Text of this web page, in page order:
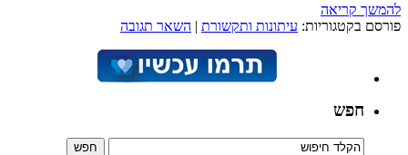
להמשך קריאה
פורסם בקטגוריות: עיתונות ותקשורת | השאר תגובה
חפש